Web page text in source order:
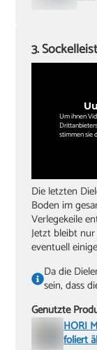
Um ihnen
stimmen sie
3.
Die letzten
Boden im
Verlegekeile
Jetzt bleibt
eventuell
Da die
sein, dass
Genutzte
HORI
foliert